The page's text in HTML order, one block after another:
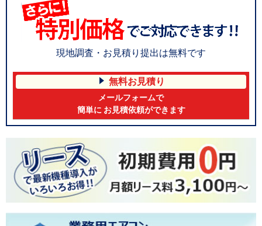
現地調査・お見積り提出は無料です
無料お見積り
メールフォームで
簡単に お見積依頼ができます